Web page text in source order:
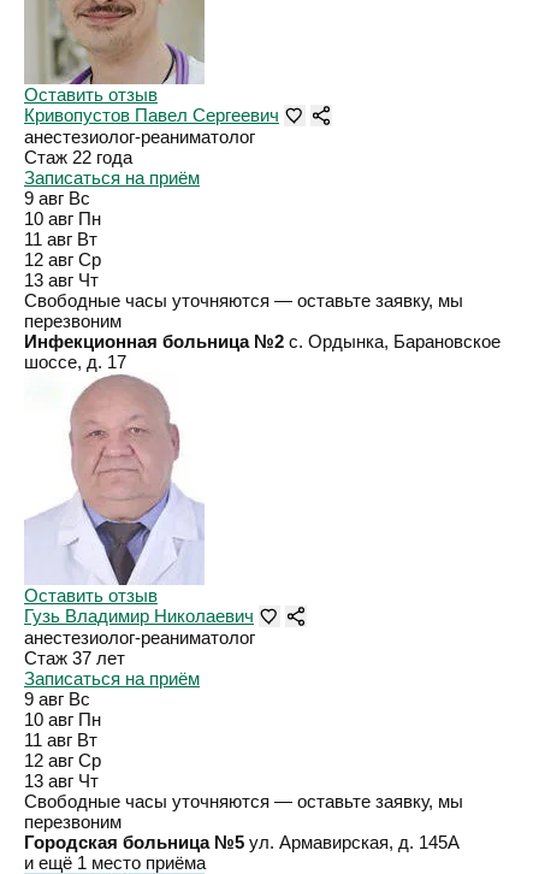
Оставить отзыв
Кривопустов Павел Сергеевич
анестезиолог-реаниматолог
Стаж 22 года
Записаться на приём
9 авг Вс
10 авг Пн
11 авг Вт
12 авг Ср
13 авг Чт
Свободные часы уточняются — оставьте заявку, мы
перезвоним
Инфекционная больница №2 с. Ордынка, Барановское
шоссе, д. 17
Оставить отзыв
Гузь Владимир Николаевич
анестезиолог-реаниматолог
Стаж 37 лет
Записаться на приём
9 авг Вс
10 авг Пн
11 авг Вт
12 авг Ср
13 авг Чт
Свободные часы уточняются — оставьте заявку, мы
перезвоним
Городская больница №5 ул. Армавирская, д. 145А
и ещё 1 место приёма